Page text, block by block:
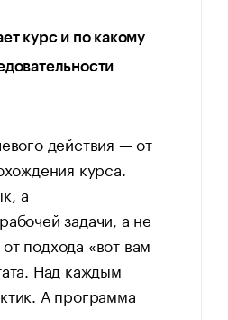
курс и по какому
действия — от
курса.
а
задачи, а не
подхода «вот вам
Над каждым
А программа